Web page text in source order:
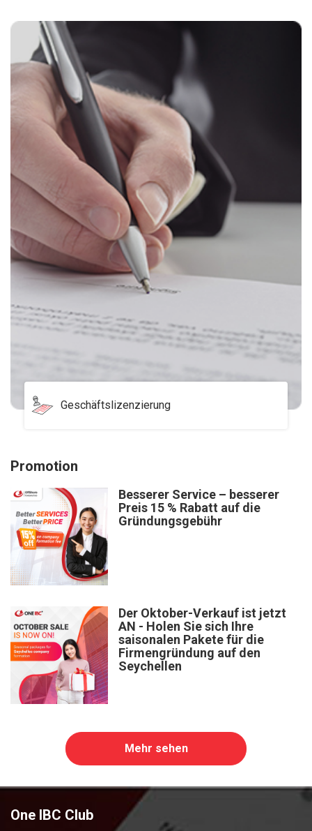
Geschäftslizenzierung
Promotion
Besserer Service – besserer
Preis 15 % Rabatt auf die
Gründungsgebühr
Der Oktober-Verkauf ist jetzt
AN - Holen Sie sich Ihre
saisonalen Pakete für die
Firmengründung auf den
Seychellen
Mehr sehen
One IBC Club